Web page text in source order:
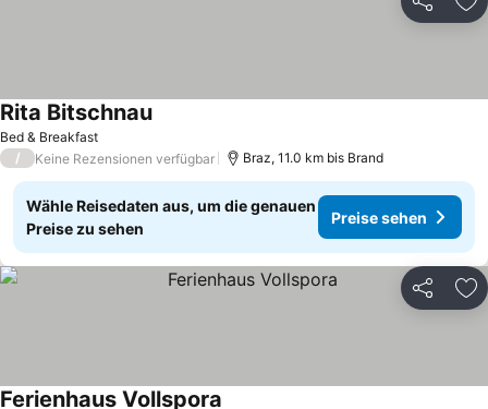
Teilen
Bed & Breakfast
Rita Bitschnau
/ Keine Rezensionen verfügbar Braz, 11.0 km bis Brand
Wähle Reisedaten aus, um die genauen
Preise zu sehen
Preise sehen
Teilen
Ferienhaus Vollspora